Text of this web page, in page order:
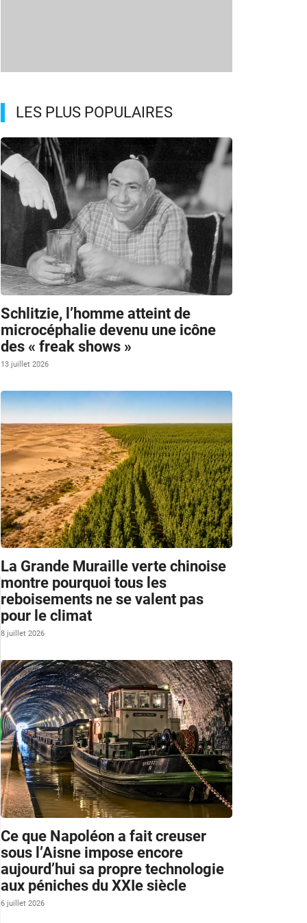
LES PLUS POPULAIRES
Schlitzie, l’homme atteint de
microcéphalie devenu une icône
des « freak shows »
13 juillet 2026
La Grande Muraille verte chinoise
montre pourquoi tous les
reboisements ne se valent pas
pour le climat
8 juillet 2026
Ce que Napoléon a fait creuser
sous l’Aisne impose encore
aujourd’hui sa propre technologie
aux péniches du XXIe siècle
6 juillet 2026